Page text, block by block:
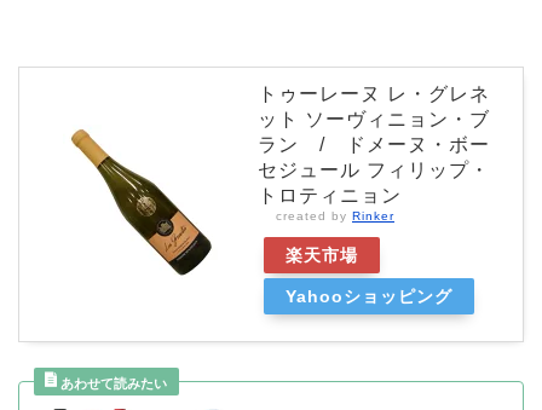
トゥーレーヌ レ・グレネ
ット ソーヴィニョン・ブ
ラン / ドメーヌ・ボー
セジュール フィリップ・
トロティニョン
created by Rinker
楽天市場
Yahooショッピング